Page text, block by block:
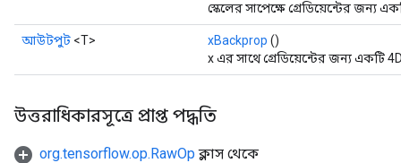
স্কেলের সাপেক্ষে গ্রেডিয়েন্টের জন্য
আউটপুট <T> xBackprop ()
x এর সাথে গ্রেডিয়েন্টের জন্য একটি
উত্তরাধিকারসূত্রে প্রাপ্ত পদ্ধতি
org.tensorflow.op.RawOp ক্লাস থেকে